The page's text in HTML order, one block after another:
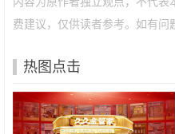
费建议，仅供读者参考。如有问
热图点击